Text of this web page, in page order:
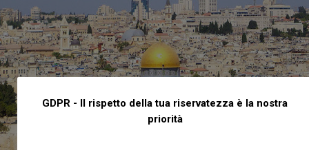
GDPR - Il rispetto della tua riservatezza è la nostra
priorità